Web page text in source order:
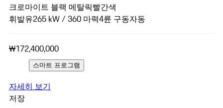
크로마이트 블랙 메탈릭빨간색
휘발유265 kW / 360 마력4륜 구동자동
₩172,400,000
스마트 프로그램
자세히 보기
저장